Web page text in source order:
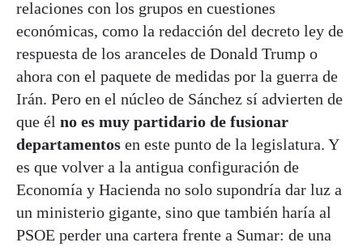
relaciones con los grupos en cuestiones
económicas, como la redacción del decreto ley de
respuesta de los aranceles de Donald Trump o
ahora con el paquete de medidas por la guerra de
Irán. Pero en el núcleo de Sánchez sí advierten de
que él no es muy partidario de fusionar
departamentos en este punto de la legislatura. Y
es que volver a la antigua configuración de
Economía y Hacienda no solo supondría dar luz a
un ministerio gigante, sino que también haría al
PSOE perder una cartera frente a Sumar: de una